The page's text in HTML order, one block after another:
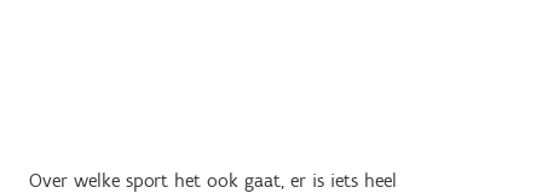
Over welke sport het ook gaat, er is iets heel